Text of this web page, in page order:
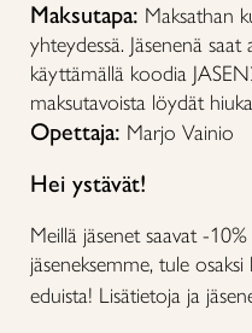
Maksutapa: Maksathan
yhteydessä. Jäsenenä
käyttämällä koodia
maksutavoista löydät
Opettaja: Marjo Vainio
Hei ystävät!
Meillä jäsenet saavat -
jäseneksemme, tule
eduista! Lisätietoja ja